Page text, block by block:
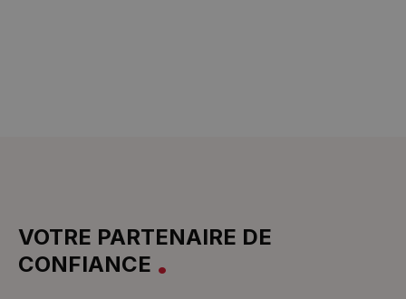
VOTRE PARTENAIRE DE
CONFIANCE